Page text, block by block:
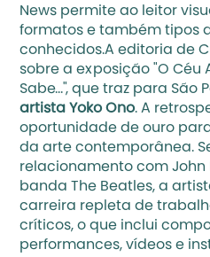
News permite ao leitor
formatos e também tipos
conhecidos.A editoria de
sobre a exposição "O Céu
Sabe…", que traz para São
artista Yoko Ono. A
oportunidade de ouro
da arte contemporânea.
relacionamento com John
banda The Beatles, a
carreira repleta de
críticos, o que inclui
performances, vídeos e